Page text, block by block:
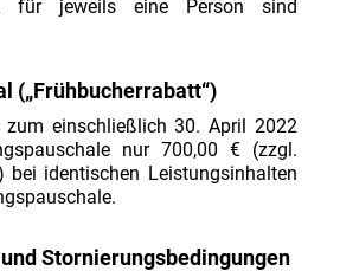
für jeweils eine Person sind
(„Frühbucherrabatt“)
zum einschließlich 30. April 2022
nur 700,00 € (zzgl.
bei identischen Leistungsinhalten
Stornierungsbedingungen